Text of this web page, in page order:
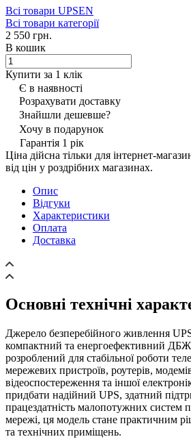
Всі товари UPSEN
Всі товари категорії
2 550 грн.
В кошик
Купити за 1 клiк
Є в наявності
Розрахувати доставку
Знайшли дешевше?
Хочу в подарунок
Гарантія 1 рік
Ціна дійсна тільки для інтернет-
від цін у роздрібних магазинах.
Опис
Відгуки
Характеристики
Оплата
Доставка
Основні технічні
Джерело безперебійного живлення
компактний та енергоефективний ДБЖ
розроблений для стабільної роботи
мережевих пристроїв, роутерів,
відеоспостереження та іншої
придбати надійний UPS, здатний
працездатність малопотужних систем
мережі, ця модель стане практичним
та технічних приміщень.